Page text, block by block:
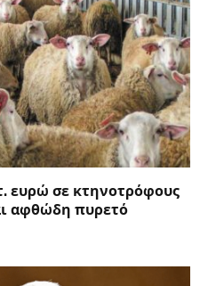
ευρώ σε κτηνοτρόφους
αφθώδη πυρετό